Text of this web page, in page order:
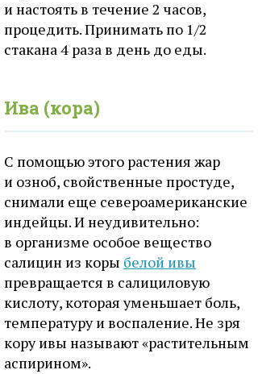
и настоять в течение 2 часов,
процедить. Принимать по 1/2
стакана 4 раза в день до еды.
Ива (кора)
С помощью этого растения жар
и озноб, свойственные простуде,
снимали еще североамериканские
индейцы. И неудивительно:
в организме особое вещество
салицин из коры белой ивы
превращается в салициловую
кислоту, которая уменьшает боль,
температуру и воспаление. Не зря
кору ивы называют «растительным
аспирином».